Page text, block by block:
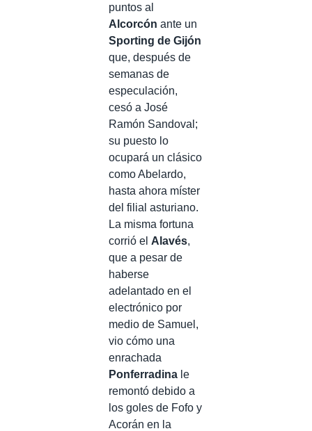
puntos al
Alcorcón ante un
Sporting de Gijón
que, después de
semanas de
especulación,
cesó a José
Ramón Sandoval;
su puesto lo
ocupará un clásico
como Abelardo,
hasta ahora míster
del filial asturiano.
La misma fortuna
corrió el Alavés,
que a pesar de
haberse
adelantado en el
electrónico por
medio de Samuel,
vio cómo una
enrachada
Ponferradina le
remontó debido a
los goles de Fofo y
Acorán en la